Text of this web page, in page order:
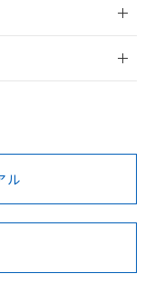
、以下を必ずお読
型式承認
フランス
KR型式
（韓国
No
ル